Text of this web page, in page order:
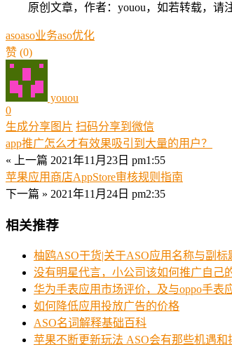
原创文章，作者：youou，如若转载，请
asoaso业务aso优化
赞 (0)
youou
0
生成分享图片 扫码分享到微信
app推广怎么才有效果吸引到大量的用户？
« 上一篇 2021年11月23日 pm1:55
苹果应用商店AppStore审核规则指南
下一篇 » 2021年11月24日 pm2:35
相关推荐
柚鸥ASO干货|关于ASO应用名称与副标
没有明星代言，小公司该如何推广自己的
华为手表应用市场评价，及与oppo手表
如何降低应用投放广告的价格
ASO名词解释基础百科
苹果不断更新玩法 ASO会有那些机遇和